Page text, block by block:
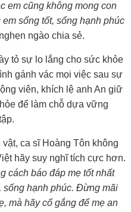
em cũng không mong con
sống tốt, sống hạnh phúc
ngào chia sẻ.
tỏ sự lo lắng cho sức khỏe
gánh vác mọi việc sau sự
viên, khích lệ anh An giữ
để làm chỗ dựa vững
ca sĩ Hoàng Tôn không
hãy suy nghĩ tích cực hơn.
cách báo đáp mẹ tốt nhất
sống hạnh phúc. Đừng mãi
mà hãy cố gắng để mẹ an